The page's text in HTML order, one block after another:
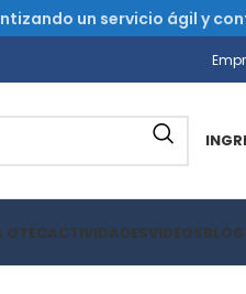
OTECACTIVIDADESVIDEOSBLOG
un servicio ágil y